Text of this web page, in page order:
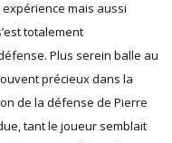
expérience mais aussi
totalement
Plus serein balle au
précieux dans la
de la défense de Pierre
tant le joueur semblait